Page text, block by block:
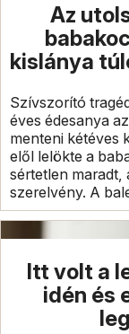
Az
kislánya
Szívszorító
éves édesanya
menteni kétéves
elől lelökte a
sértetlen maradt,
szerelvény. A
Itt volt a
idén és